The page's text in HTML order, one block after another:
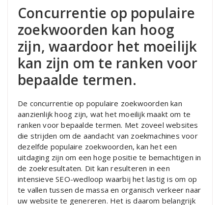
Concurrentie op populaire
zoekwoorden kan hoog
zijn, waardoor het moeilijk
kan zijn om te ranken voor
bepaalde termen.
De concurrentie op populaire zoekwoorden kan
aanzienlijk hoog zijn, wat het moeilijk maakt om te
ranken voor bepaalde termen. Met zoveel websites
die strijden om de aandacht van zoekmachines voor
dezelfde populaire zoekwoorden, kan het een
uitdaging zijn om een ​​hoge positie te bemachtigen in
de zoekresultaten. Dit kan resulteren in een
intensieve SEO-wedloop waarbij het lastig is om op
te vallen tussen de massa en organisch verkeer naar
uw website te genereren. Het is daarom belangrijk